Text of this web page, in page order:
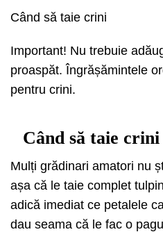
Când să taie crini
Important! Nu trebuie
proaspăt. Îngrășămintele
pentru crini.
Când să taie crini
Mulți grădinari amatori nu
așa că le taie complet
adică imediat ce petalele
dau seama că le fac o